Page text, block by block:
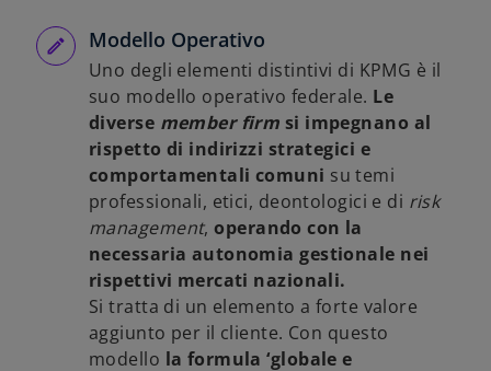
Modello Operativo
Uno degli elementi distintivi di KPMG è il
suo modello operativo federale. Le
diverse member firm si impegnano al
rispetto di indirizzi strategici e
comportamentali comuni su temi
professionali, etici, deontologici e di risk
management, operando con la
necessaria autonomia gestionale nei
rispettivi mercati nazionali.
Si tratta di un elemento a forte valore
aggiunto per il cliente. Con questo
modello la formula ‘globale e